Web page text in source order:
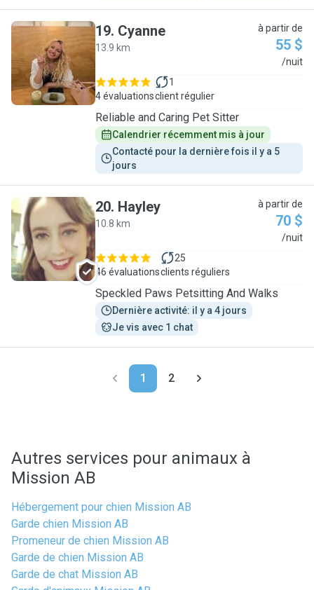
C
19. Cyanne
13.9 km
à partir de
55 $
/nuit
4 évaluations
1
client régulier
Reliable and Caring Pet Sitter
Calendrier récemment mis à jour
Contacté pour la dernière fois il y a 5
jours
H
20. Hayley
10.8 km
à partir de
70 $
/nuit
46 évaluations
25
clients réguliers
Speckled Paws Petsitting And Walks
Dernière activité: il y a 4 jours
Je vis avec 1 chat
1 2
Autres services pour animaux à
Mission AB
Hébergement pour chien Mission AB
Garde chien Mission AB
Promeneur de chien Mission AB
Garde de chien Mission AB
Garde de chat Mission AB